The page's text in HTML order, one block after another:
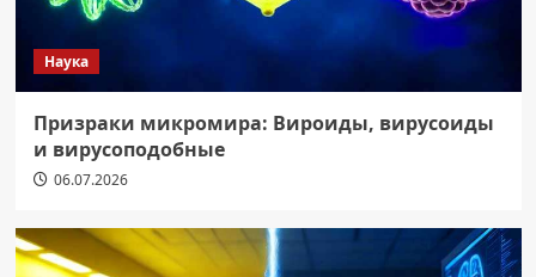
Наука
Призраки микромира: Вироиды, вирусоиды
и вирусоподобные
06.07.2026